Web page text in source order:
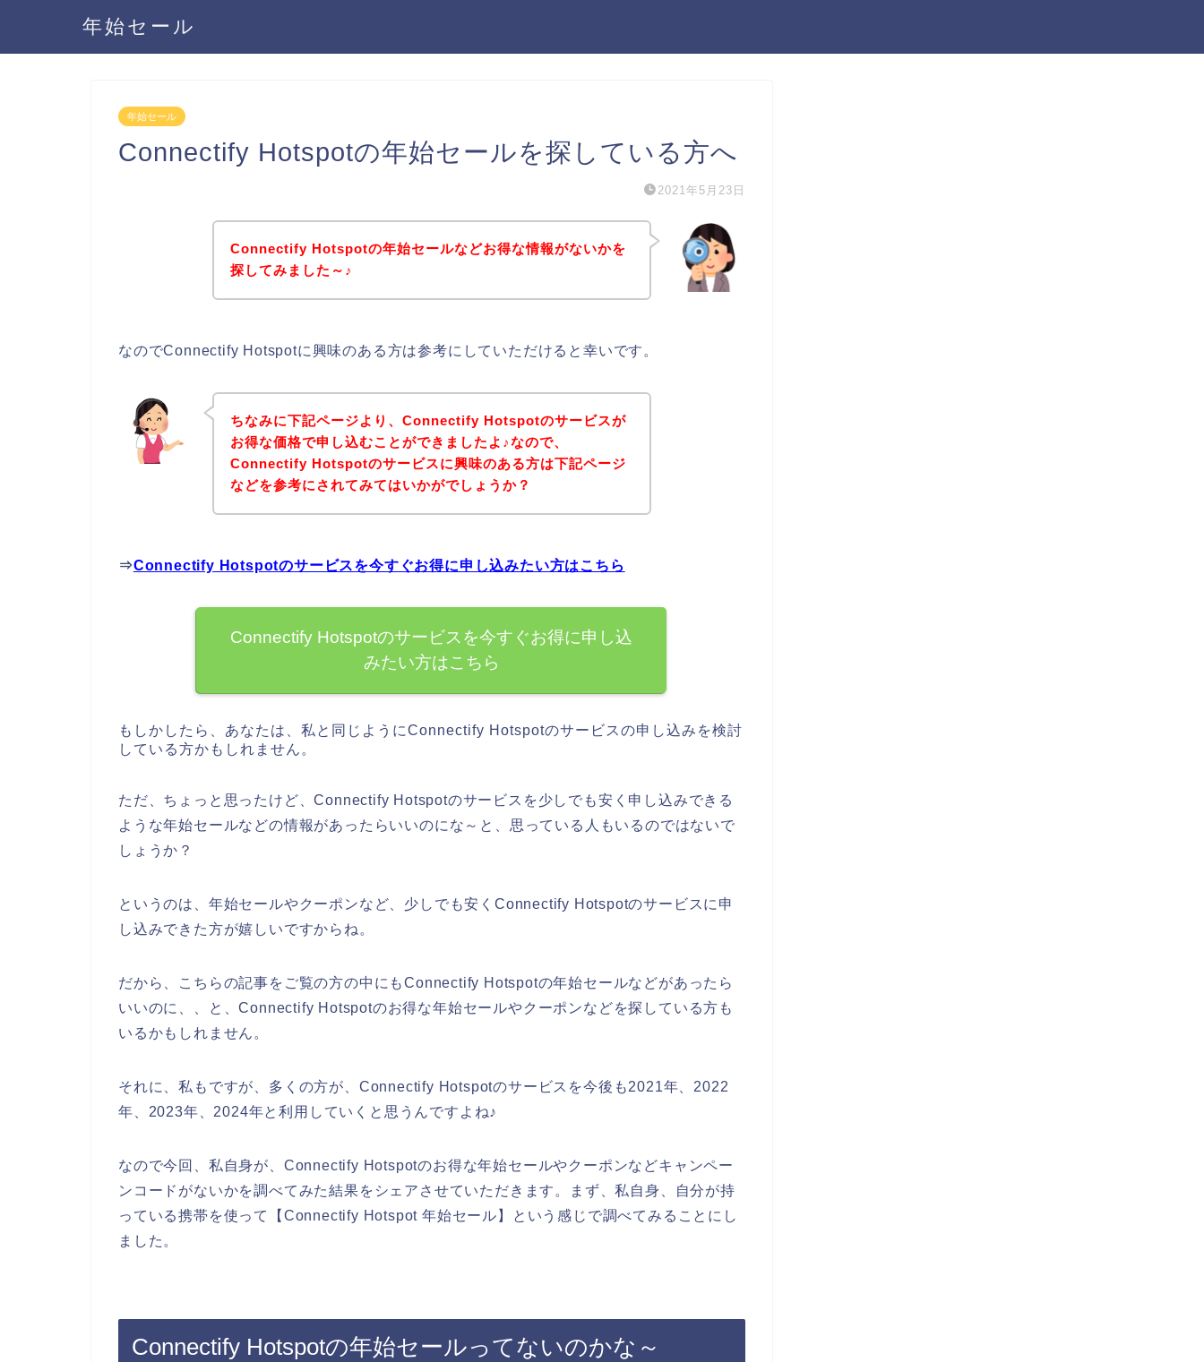
年始セール
年始セール
Connectify Hotspotの年始セールを探している方へ
2021年5月23日
Connectify Hotspotの年始セールなどお得な情報がないかを
探してみました～♪
なのでConnectify Hotspotに興味のある方は参考にしていただけると幸いです。
ちなみに下記ページより、Connectify Hotspotのサービスが
お得な価格で申し込むことができましたよ♪なので、
Connectify Hotspotのサービスに興味のある方は下記ページ
などを参考にされてみてはいかがでしょうか？
⇒Connectify Hotspotのサービスを今すぐお得に申し込みたい方はこちら
Connectify Hotspotのサービスを今すぐお得に申し込
みたい方はこちら
もしかしたら、あなたは、私と同じようにConnectify Hotspotのサービスの申し込みを検討
している方かもしれません。
ただ、ちょっと思ったけど、Connectify Hotspotのサービスを少しでも安く申し込みできる
ような年始セールなどの情報があったらいいのにな～と、思っている人もいるのではないで
しょうか？
というのは、年始セールやクーポンなど、少しでも安くConnectify Hotspotのサービスに申
し込みできた方が嬉しいですからね。
だから、こちらの記事をご覧の方の中にもConnectify Hotspotの年始セールなどがあったら
いいのに、、と、Connectify Hotspotのお得な年始セールやクーポンなどを探している方も
いるかもしれません。
それに、私もですが、多くの方が、Connectify Hotspotのサービスを今後も2021年、2022
年、2023年、2024年と利用していくと思うんですよね♪
なので今回、私自身が、Connectify Hotspotのお得な年始セールやクーポンなどキャンペー
ンコードがないかを調べてみた結果をシェアさせていただきます。まず、私自身、自分が持
っている携帯を使って【Connectify Hotspot 年始セール】という感じで調べてみることにし
ました。
Connectify Hotspotの年始セールってないのかな～